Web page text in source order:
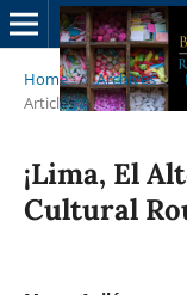
Home / Archives /
Articles
¡Lima, El
Cultural